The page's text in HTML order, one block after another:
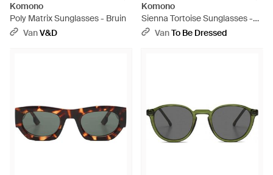
Komono
Poly Matrix Sunglasses - Bruin
VanV&D
Komono
Sienna Tortoise Sunglasses -
Zwart
VanTo Be Dressed